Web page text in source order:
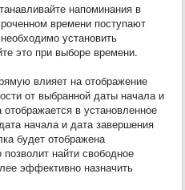
напоминания в
времени поступают
установить
это при выборе времени.
влияет на отображение
от выбранной даты начала и
в установленное
начала и дата завершения
будет отображена
найти свободное
эффективно назначить